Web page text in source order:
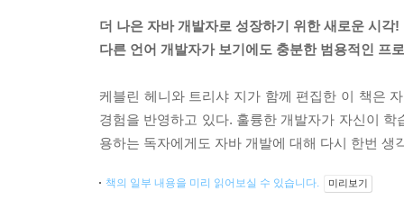
더 나은 자바 개발자로 성장하기 위한 새로운 시각!
다른 언어 개발자가 보기에도 충분한 범용적인 프
케블린 헤니와 트리샤 지가 함께 편집한 이 책은
경험을 반영하고 있다. 훌륭한 개발자가 자신이
용하는 독자에게도 자바 개발에 대해 다시 한번 생
책의 일부 내용을 미리 읽어보실 수 있습니다. 미리보기